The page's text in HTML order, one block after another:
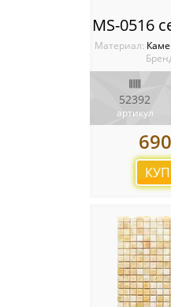
Материал:
52392
артикул
690